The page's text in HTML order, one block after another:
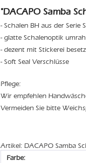
"DACAPO Samba
- Schalen BH aus der Serie
- glatte Schalenoptik
- dezent mit Stickerei
- Soft Seal Verschlüsse
Pflege:
Wir empfehlen
Vermeiden Sie bitte
Artikel: DACAPO Samba
Farbe: